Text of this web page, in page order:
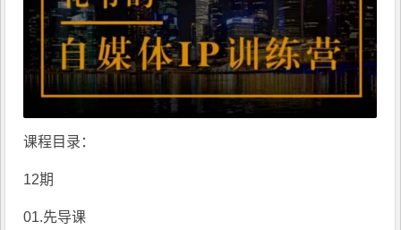
课程目录：
12期
01.先导课